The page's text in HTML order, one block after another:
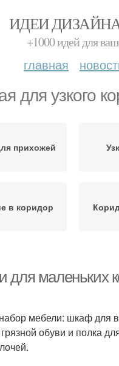
ИДЕИ
+1000 идей для
главная
для узкого
прихожей
в коридор
для маленьких
мебели: шкаф для
обуви и полка